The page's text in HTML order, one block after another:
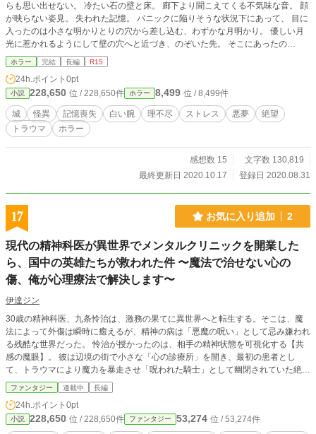
らも思い出せない。 冷たい石の壁と床。 廊下より聞こえてくる不気味な音。 顔
が映らない姿見。 失われた記憶。 パニックに陥りそうな状況下にあって、 目に
入ったのは小さな明かりとりの穴から差し込む、わずかな月明かり。 優しい月
光に惹かれるようにして壁の穴へと近づき、のぞいた先。 そこにあったの
は……。 ここにあるのは明けない夜と混沌と怪異のみ。 泣こうがわめこうが誰
も助けてくれはしない。 頼れるのは己だけ。 跋扈する異形。 惜しみなく注がれ
るのは、絶望と恐怖。 ようこそ、理不尽な世界へ。
ホラー 完結 長編 R15
24h.ポイント 0pt
小説 228,650 位 / 228,650件 ホラー 8,499 位 / 8,499件
城 怪異 記憶喪失 白い腕 理不尽 ストレス 悪夢
絶望
トラウマ
ホラー
感想数 15
文字数 130,819
最終更新日 2020.10.17
登録日 2020.08.31
17 お気に入り追加 2
現代の精神科医が異世界でメンタルクリニックを開業した
ら、国中の英雄たちが救われた件 〜魔法で治せない心の
傷、俺が心理療法で解決します〜
伊達ジン
30歳の精神科医、九条怜治は、激務の果てに異世界へと転生する。そこは、魔
法によって外傷は瞬時に癒えるが、精神の病は「悪魔の呪い」として忌み嫌われ
る残酷な世界だった。 怜治が授かったのは、相手の精神状態を可視化する【共
感の魔眼】。 彼は辺境の街で小さな「心の診療所」を開き、最初の患者とし
て、トラウマにより魔力を暴走させ「呪われた騎士」として幽閉されていた絶世
の美女・アイシャを救い出す。 これは、孤独な医師が現代の心理療法（メンタ
ルケア）を武器に、傷ついた英雄たちの心を解き放ち、やがて国を動かしていく
物語。
ファンタジー 連載中 長編
24h.ポイント 0pt
小説 228,650 位 / 228,650件 ファンタジー 53,274 位 / 53,274件